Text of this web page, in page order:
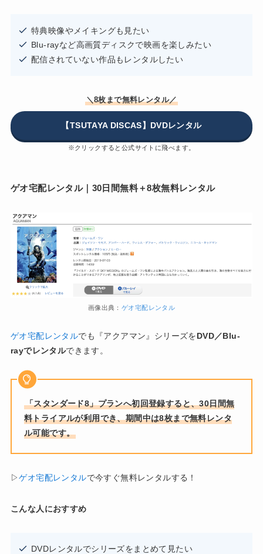
特典映像やメイキングも見たい
Blu-rayなど高画質ディスクで映画を楽しみたい
配信されていない作品もレンタルしたい
＼8枚まで無料レンタル／
【TSUTAYA DISCAS】DVDレンタル
※クリックすると公式サイトに飛べます。
ゲオ宅配レンタル｜30日間無料＋8枚無料レンタル
画像出典： ゲオ宅配レンタル
ゲオ宅配レンタルでも『アクアマン』シリーズをDVD／Blu-
rayでレンタルできます。
「スタンダード8」プランへ初回登録すると、30日間無
料トライアルが利用でき、期間中は8枚まで無料レンタ
ル可能です。
▷ゲオ宅配レンタルで今すぐ無料レンタルする！
こんな人におすすめ
DVDレンタルでシリーズをまとめて見たい